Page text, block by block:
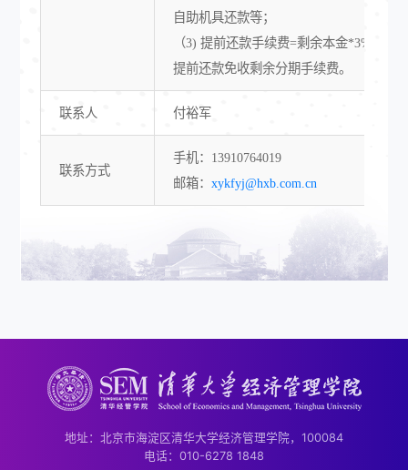
自助机具还款等；
（3) 提前还款手续费=剩余本金*3%，
提前还款免收剩余分期手续费。
联系人 付裕军
联系方式
手机：13910764019
邮箱：xykfyj@hxb.com.cn
地址：北京市海淀区清华大学经济管理学院，100084
电话：010-6278 1848